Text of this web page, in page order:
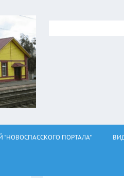
ПОРТАЛА"